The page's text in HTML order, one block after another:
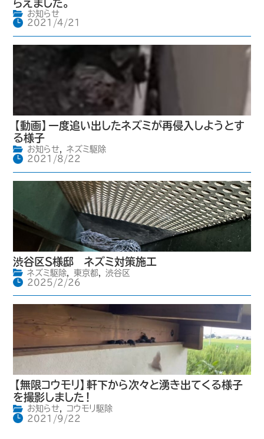
らえました。
お知らせ
2021/4/21
【動画】一度追い出したネズミが再侵入しようとす
る様子
お知らせ,
ネズミ駆除
2021/8/22
渋谷区S様邸 ネズミ対策施工
ネズミ駆除, 東京都,
渋谷区
2025/2/26
【無限コウモリ】軒下から次々と湧き出てくる様子
を撮影しました！
お知らせ,
コウモリ駆除
2021/9/22